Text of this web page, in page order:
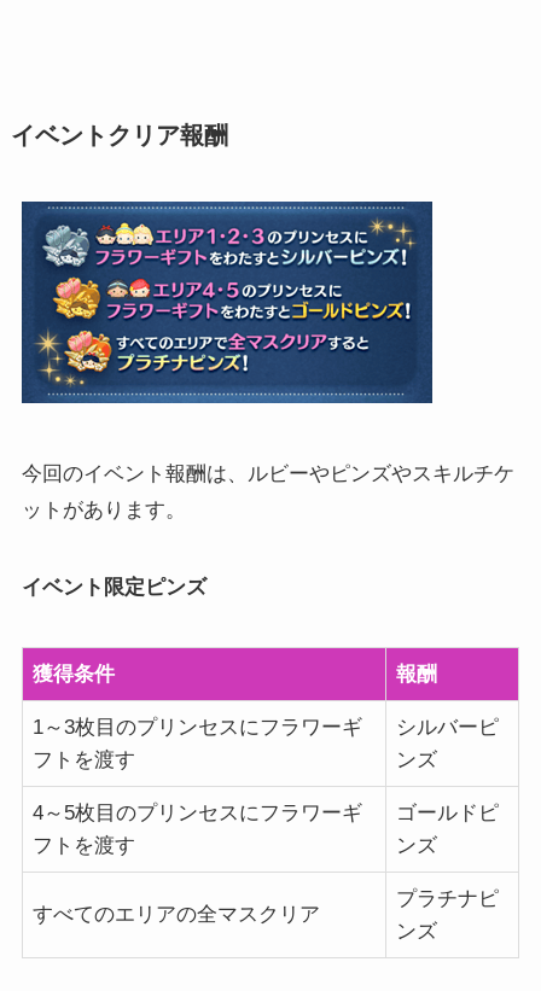
イベントクリア報酬
今回のイベント報酬は、ルビーやピンズやスキルチケ
ットがあります。
イベント限定ピンズ
獲得条件 報酬
1～3枚目のプリンセスにフラワーギ
フトを渡す
シルバーピ
ンズ
4～5枚目のプリンセスにフラワーギ
フトを渡す
ゴールドピ
ンズ
すべてのエリアの全マスクリア
プラチナピ
ンズ